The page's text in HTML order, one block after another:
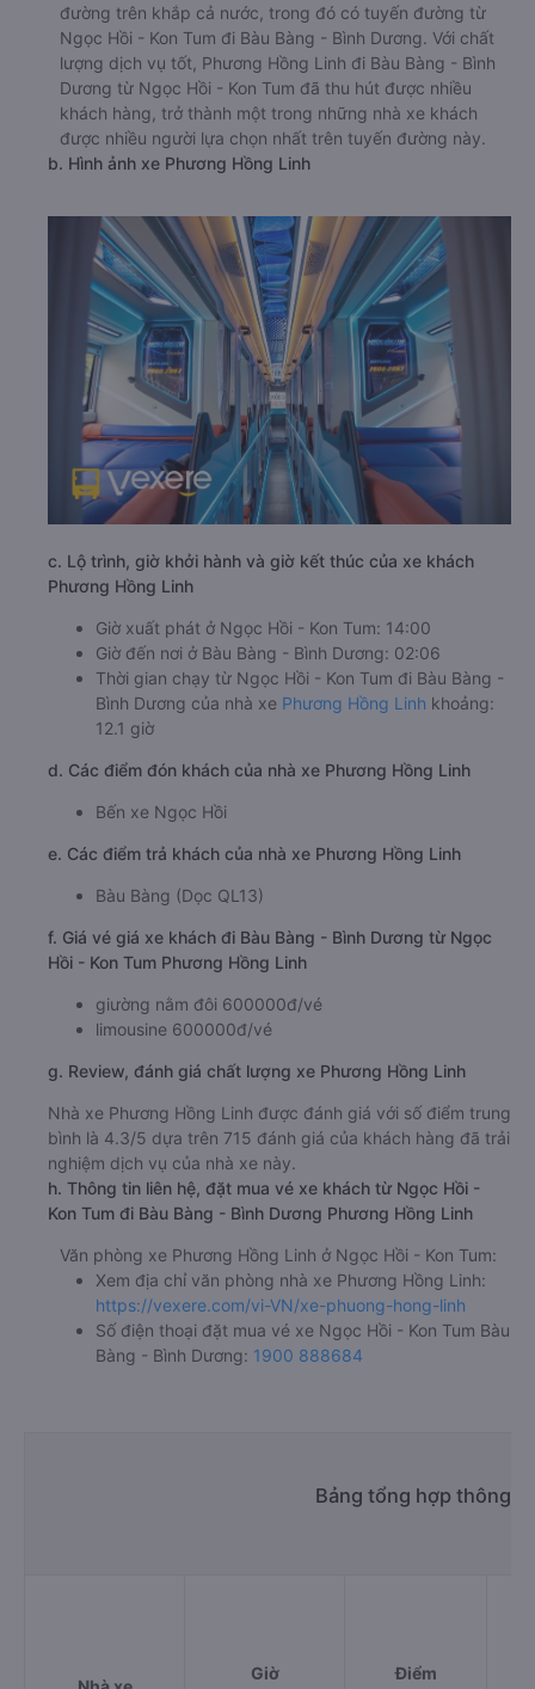
đường trên khắp cả nước, trong đó có tuyến đường từ
Ngọc Hồi - Kon Tum đi Bàu Bàng - Bình Dương. Với chất
lượng dịch vụ tốt, Phương Hồng Linh đi Bàu Bàng - Bình
Dương từ Ngọc Hồi - Kon Tum đã thu hút được nhiều
khách hàng, trở thành một trong những nhà xe khách
được nhiều người lựa chọn nhất trên tuyến đường này.
b. Hình ảnh xe Phương Hồng Linh
c. Lộ trình, giờ khởi hành và giờ kết thúc của xe khách
Phương Hồng Linh
Giờ xuất phát ở Ngọc Hồi - Kon Tum: 14:00
Giờ đến nơi ở Bàu Bàng - Bình Dương: 02:06
Thời gian chạy từ Ngọc Hồi - Kon Tum đi Bàu Bàng -
Bình Dương của nhà xe Phương Hồng Linh khoảng:
12.1 giờ
d. Các điểm đón khách của nhà xe Phương Hồng Linh
Bến xe Ngọc Hồi
e. Các điểm trả khách của nhà xe Phương Hồng Linh
Bàu Bàng (Dọc QL13)
f. Giá vé giá xe khách đi Bàu Bàng - Bình Dương từ Ngọc
Hồi - Kon Tum Phương Hồng Linh
giường nằm đôi 600000đ/vé
limousine 600000đ/vé
g. Review, đánh giá chất lượng xe Phương Hồng Linh
Nhà xe Phương Hồng Linh được đánh giá với số điểm trung
bình là 4.3/5 dựa trên 715 đánh giá của khách hàng đã trải
nghiệm dịch vụ của nhà xe này.
h. Thông tin liên hệ, đặt mua vé xe khách từ Ngọc Hồi -
Kon Tum đi Bàu Bàng - Bình Dương Phương Hồng Linh
Văn phòng xe Phương Hồng Linh ở Ngọc Hồi - Kon Tum:
Xem địa chỉ văn phòng nhà xe Phương Hồng Linh:
https://vexere.com/vi-VN/xe-phuong-hong-linh
Số điện thoại đặt mua vé xe Ngọc Hồi - Kon Tum Bàu
Bàng - Bình Dương: 1900 888684
Bảng tổng hợp thông
Giờ
Điểm